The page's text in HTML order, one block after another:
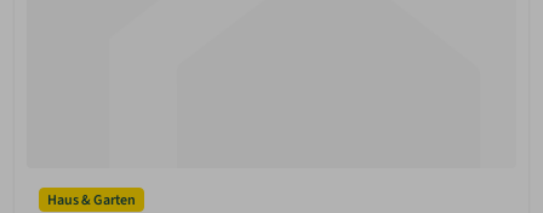
Haus & Garten